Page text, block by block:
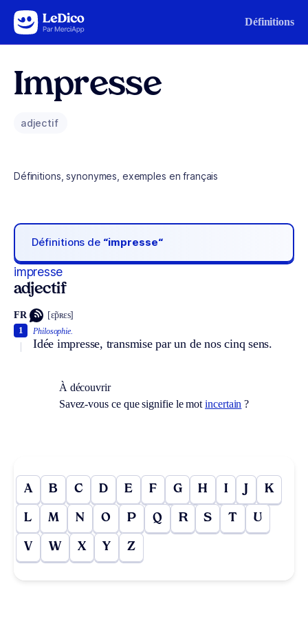
Aller au contenu Définitions
Impresse
adjectif
Définitions, synonymes, exemples en français
Définitions de “impresse“
impresse
adjectif
FR [ɛ̃pʀɛs]
Philosophie.
Idée impresse, transmise par un de nos cinq sens.
1
À découvrir
Savez-vous ce que signifie le motincertain ?
A B C D E F G H I J K
L M N O P Q R S T U
V W X Y Z